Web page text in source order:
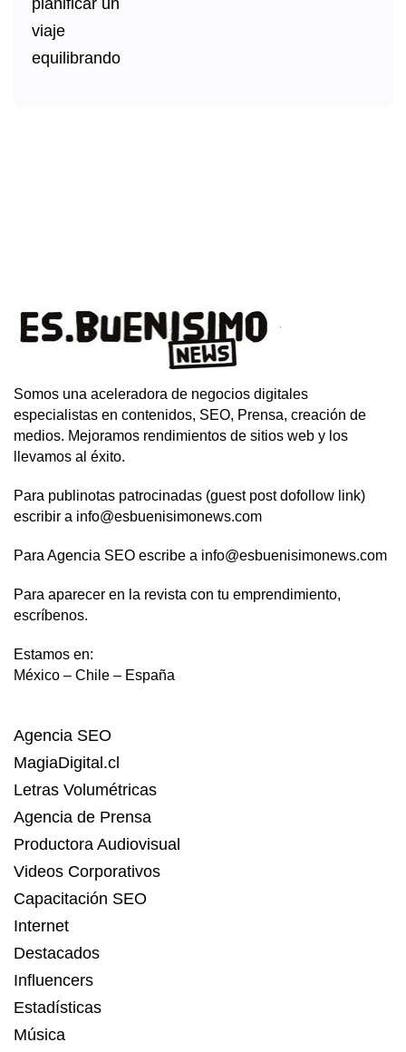
Somos una aceleradora de negocios digitales
especialistas en contenidos, SEO, Prensa, creación de
medios. Mejoramos rendimientos de sitios web y los
llevamos al éxito.
Para publinotas patrocinadas (guest post dofollow link)
escribir a info@esbuenisimonews.com
Para Agencia SEO escribe a info@esbuenisimonews.com
Para aparecer en la revista con tu emprendimiento,
escríbenos.
Estamos en:
México – Chile – España
Agencia SEO
MagiaDigital.cl
Letras Volumétricas
Agencia de Prensa
Productora Audiovisual
Videos Corporativos
Capacitación SEO
Internet
Destacados
Influencers
Estadísticas
Música